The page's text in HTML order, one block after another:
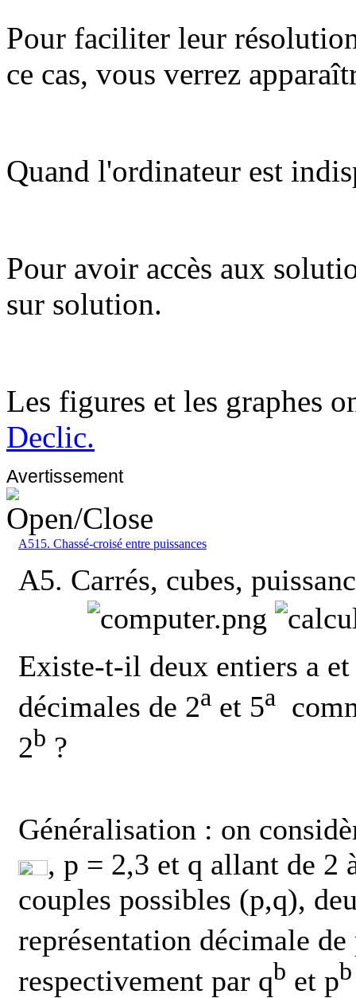
Pour faciliter leur
ce cas, vous verrez
Quand l'ordinateur est
Pour avoir accès aux
sur solution.
Les figures et les graphes
Declic.
Avertissement
A515. Chassé-croisé entre puissances
A5. Carrés, cubes,
Existe-t-il deux entiers a
décimales de 2a et 5a
2b ?
Généralisation : on
, p = 2,3 et q allant de
couples possibles (p,q),
représentation décimale de
respectivement par qb et pb